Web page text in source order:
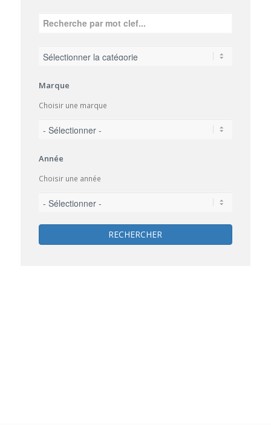
Marque
Choisir une marque
Année
Choisir une année
RECHERCHER